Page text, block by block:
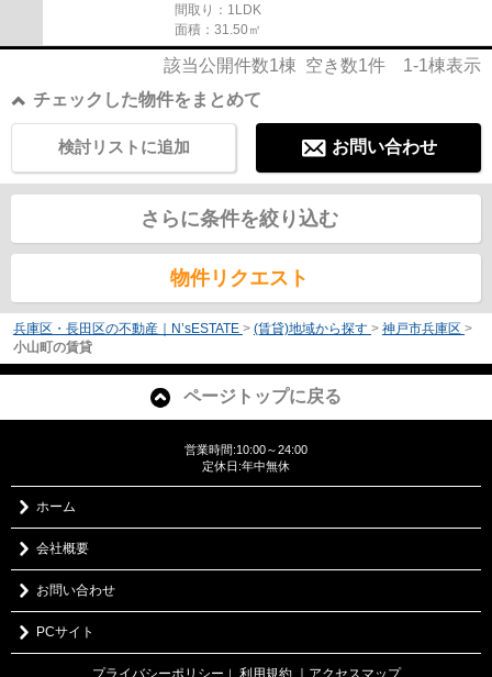
間取り：1LDK
面積：31.50㎡
該当公開件数1棟 空き数1件 1-1棟表示
チェックした物件をまとめて
お問い合わせ
検討リストに追加
さらに条件を絞り込む
物件リクエスト
兵庫区・長田区の不動産｜N’sESTATE > (賃貸)地域から探す > 神戸市兵庫区 >
小山町の賃貸
ページトップに戻る
営業時間:10:00～24:00
定休日:年中無休
ホーム
会社概要
お問い合わせ
PCサイト
プライバシーポリシー ｜ 利用規約 ｜アクセスマップ